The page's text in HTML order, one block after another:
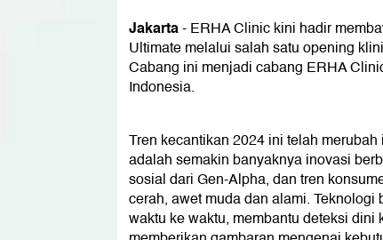
Jakarta- ERHA Clinic kini hadir
Ultimate melalui salah satu opening
Cabang ini menjadi cabang ERHA
Indonesia.
Tren kecantikan 2024 ini telah
adalah semakin banyaknya inovasi
sosial dari Gen-Alpha, dan tren
cerah, awet muda dan alami.
waktu ke waktu, membantu deteksi